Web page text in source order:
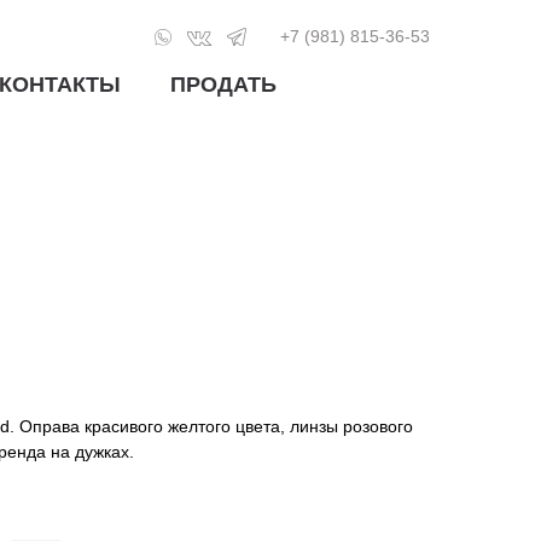
ПРОДАТЬ
КОНТАКТЫ
+7 (981) 815-36-53
Оправа красивого желтого цвета, линзы розового
на дужках.